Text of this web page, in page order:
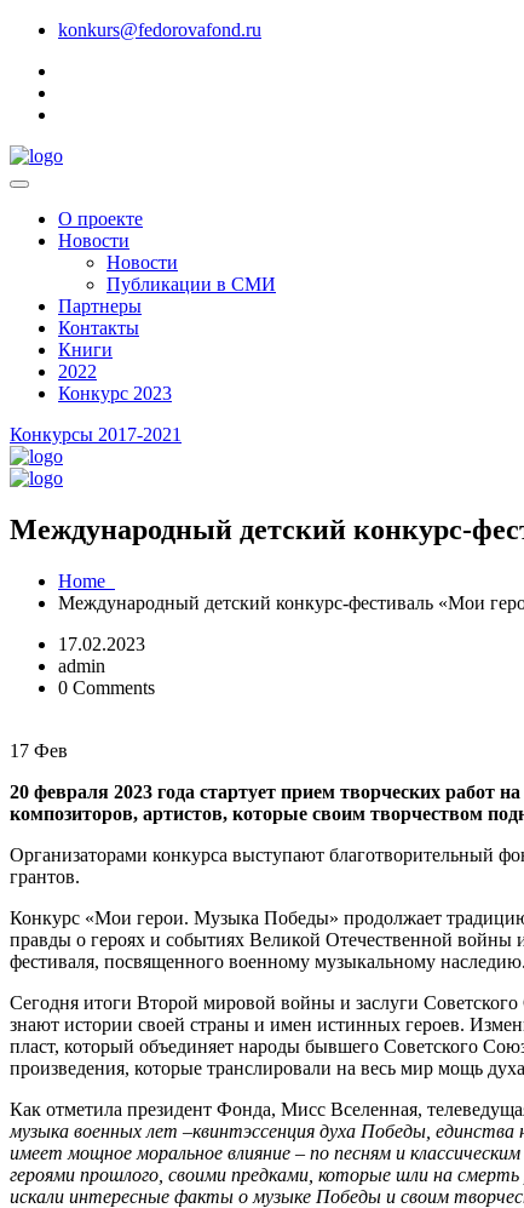
konkurs@fedorovafond.ru
О проекте
Новости
Новости
Публикации в СМИ
Партнеры
Контакты
Книги
2022
Конкурс 2023
Конкурсы 2017-2021
Международный детский конкурс-
Home
Международный детский конкурс-фестиваль «Мои
17.02.2023
admin
0 Comments
17 Фев
20 февраля 2023 года стартует прием творческих
композиторов, артистов, которые своим творчеством
Организаторами конкурса выступают благотворительный
грантов.
Конкурс «Мои герои. Музыка Победы» продолжает
правды о героях и событиях Великой Отечественной войны
фестиваля, посвященного военному музыкальному
Сегодня итоги Второй мировой войны и заслуги
знают истории своей страны и имен истинных героев.
пласт, который объединяет народы бывшего Советского
произведения, которые транслировали на весь мир мощь
Как отметила президент Фонда, Мисс Вселенная,
музыка военных лет –квинтэссенция духа Победы,
имеет мощное моральное влияние – по песням и
героями прошлого, своими предками, которые шли на
искали интересные факты о музыке Победы и своим